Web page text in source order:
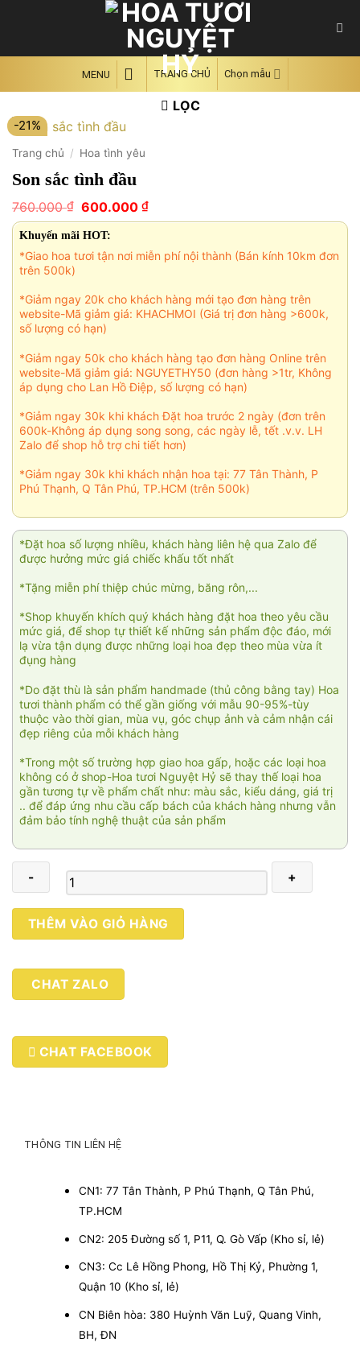
MENU TRANG CHỦ Chọn mẫu
LỌC
-21%
Trang chủ / Hoa tình yêu
Son sắc tình đầu
760.000₫ Giá
gốc
là:
760.000 ₫.
600.000 ₫Giá
hiện
600.000 ₫.
Khuyến mãi HOT:
*Giao hoa tươi tận nơi miễn phí nội thành (Bán kính 10km đơn
trên 500k)
*Giảm ngay 20k cho khách hàng mới tạo đơn hàng trên
website-Mã giảm giá: KHACHMOI (Giá trị đơn hàng >600k,
số lượng có hạn)
*Giảm ngay 50k cho khách hàng tạo đơn hàng Online trên
website-Mã giảm giá: NGUYETHY50 (đơn hàng >1tr, Không
áp dụng cho Lan Hồ Điệp, số lượng có hạn)
*Giảm ngay 30k khi khách Đặt hoa trước 2 ngày (đơn trên
600k-Không áp dụng song song, các ngày lễ, tết .v.v. LH
Zalo để shop hỗ trợ chi tiết hơn)
*Giảm ngay 30k khi khách nhận hoa tại: 77 Tân Thành, P
Phú Thạnh, Q Tân Phú, TP.HCM (trên 500k)
*Đặt hoa số lượng nhiều, khách hàng liên hệ qua Zalo để
được hưởng mức giá chiếc khấu tốt nhất
*Tặng miễn phí thiệp chúc mừng, băng rôn,...
*Shop khuyến khích quý khách hàng đặt hoa theo yêu cầu
mức giá, để shop tự thiết kế những sản phẩm độc đáo, mới
lạ vừa tận dụng được những loại hoa đẹp theo mùa vừa ít
đụng hàng
*Do đặt thù là sản phẩm handmade (thủ công bằng tay) Hoa
tươi thành phẩm có thể gần giống với mẫu 90-95%-tùy
thuộc vào thời gian, mùa vụ, góc chụp ảnh và cảm nhận cái
đẹp riêng của mỗi khách hàng
*Trong một số trường hợp giao hoa gấp, hoặc các loại hoa
không có ở shop-Hoa tươi Nguyệt Hỷ sẽ thay thế loại hoa
gần tương tự về phẩm chất như: màu sắc, kiểu dáng, giá trị
.. để đáp ứng nhu cầu cấp bách của khách hàng nhưng vẫn
đảm bảo tính nghệ thuật của sản phẩm
Son
sắc
đầu
THÊM VÀO GIỎ HÀNG
CHAT ZALO
CHAT FACEBOOK
THÔNG TIN LIÊN HỆ
CN1: 77 Tân Thành, P Phú Thạnh, Q Tân Phú,
TP.HCM
CN2: 205 Đường số 1, P11, Q. Gò Vấp (Kho sỉ, lẻ)
CN3: Cc Lê Hồng Phong, Hồ Thị Kỷ, Phường 1,
Quận 10 (Kho sỉ, lẻ)
CN Biên hòa: 380 Huỳnh Văn Luỹ, Quang Vinh,
BH, ĐN